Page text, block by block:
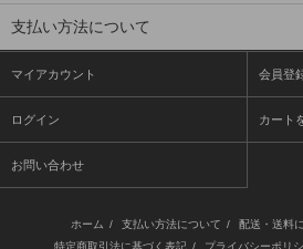
支払い方法について
マイアカウント 会員登
ログイン カート
お問い合わせ
ホーム / 支払い方法について / 配送・送料
特定商取引法に基づく表記 / プライバシーポリ